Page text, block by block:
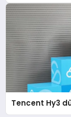
Tencent Hy3